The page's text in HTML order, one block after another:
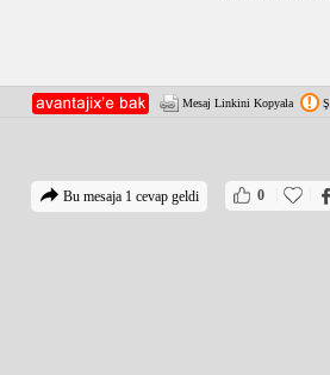
Mesaj Linkini Kopyala
0
Bu mesaja 1 cevap geldi